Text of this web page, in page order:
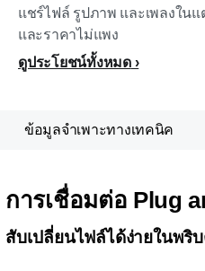
แชร์ไฟล์ รูปภาพ และเพลงใน
และราคาไม่แพง
ดูประโยชน์ทั้งหมด
ข้อมูลจำเพาะทางเทคนิค
การเชื่อมต่อ Plug
สับเปลี่ยนไฟล์ได้ง่ายในพริ